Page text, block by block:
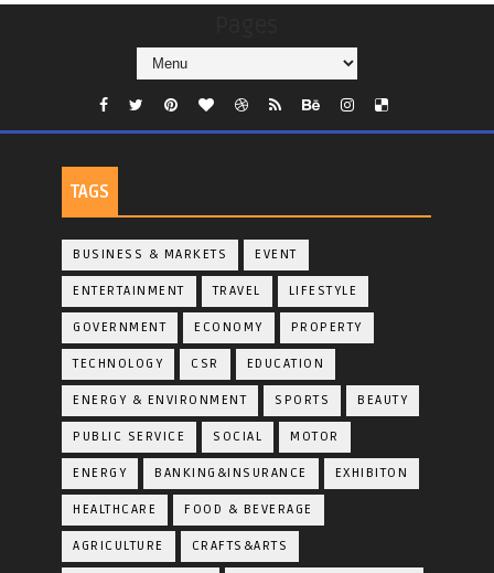
TAGS
BUSINESS & MARKETS EVENT
ENTERTAINMENT TRAVEL LIFESTYLE
GOVERNMENT ECONOMY PROPERTY
TECHNOLOGY CSR EDUCATION
ENERGY & ENVIRONMENT SPORTS BEAUTY
PUBLIC SERVICE SOCIAL MOTOR
ENERGY BANKING&INSURANCE EXHIBITON
HEALTHCARE FOOD & BEVERAGE
AGRICULTURE CRAFTS&ARTS